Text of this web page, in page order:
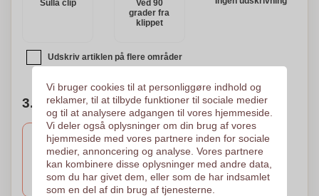
Sulla clip
Ved 90
grader fra
klippet
Udskriv artiklen på flere områder
3. Antal farver i logoet
1 Farve
Tampotryk
40 x 8 mm
2 Farver
Tampotryk
40 x 8 mm
3 Farver
Tampotryk
40 x 8 mm
Vi bruger cookies til at personliggøre indhold og
reklamer, til at tilbyde funktioner til sociale medier
og til at analysere adgangen til vores hjemmeside.
Vi deler også oplysninger om din brug af vores
hjemmeside med vores partnere inden for sociale
medier, annoncering og analyse. Vores partnere
kan kombinere disse oplysninger med andre data,
som du har givet dem, eller som de har indsamlet
som en del af din brug af tjenesterne.